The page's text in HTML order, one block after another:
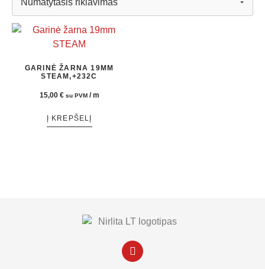
GARINĖ ŽARNA 19MM
STEAM,+232C
15,00 € su PVM / m
Į KREPŠELĮ